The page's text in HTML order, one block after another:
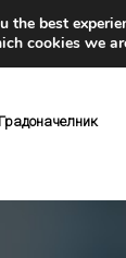
Градоначелник
the best
cookies we